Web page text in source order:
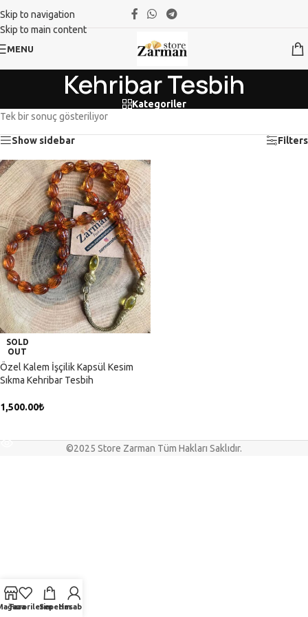
Skip to navigation
Skip to main content
MENU
Kehribar Tesbih
Kategoriler
Tek bir sonuç gösteriliyor
Show sidebar Filters
SOLD
OUT
Özel Kalem İşçilik Kapsül Kesim
Sıkma Kehribar Tesbih
1,500.00₺
©2025 Store Zarman Tüm Hakları Saklıdır.
FavorilerimSepetimHesabım